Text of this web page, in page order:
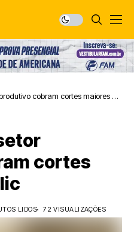
cobram cortes maiores da
cortes
LIDOS 72 VISUALIZAÇÕES